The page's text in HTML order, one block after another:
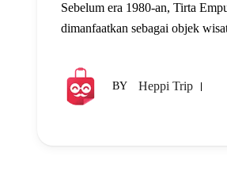
Sebelum era 1980-an, Tirta
dimanfaatkan sebagai objek
BY Heppi Trip